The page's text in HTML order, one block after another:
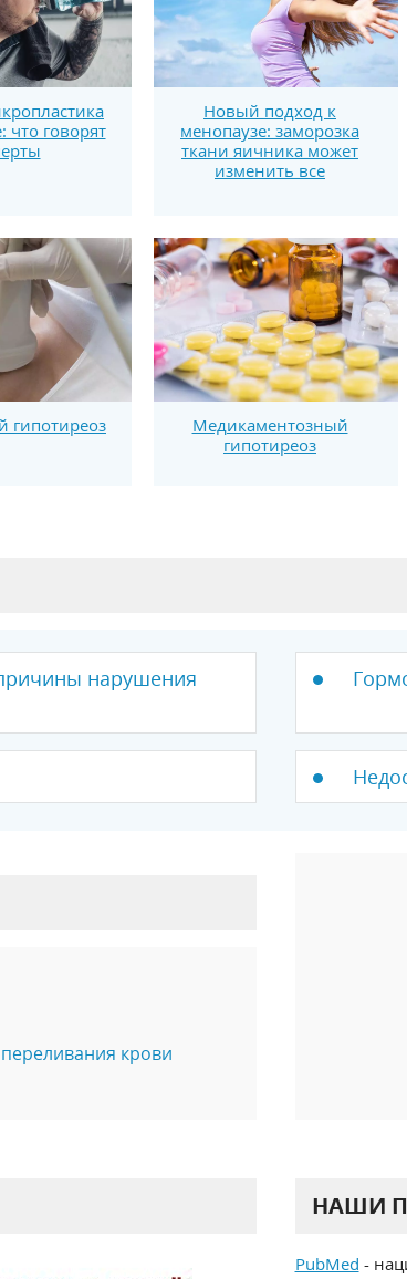
что говорят
Новый подход к
менопаузе: заморозка
ткани яичника может
изменить все
гипотиреоз
Медикаментозный
гипотиреоз
нарушения
крови
НАШИ
PubMed -